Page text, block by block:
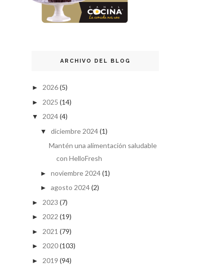
ARCHIVO DEL BLOG
► 2026(5)
► 2025 (14)
▼ 2024(4)
▼ diciembre 2024(1)
Mantén una alimentación saludable
con HelloFresh
► noviembre 2024(1)
► agosto 2024(2)
► 2023 (7)
► 2022 (19)
► 2021 (79)
► 2020(103)
► 2019 (94)